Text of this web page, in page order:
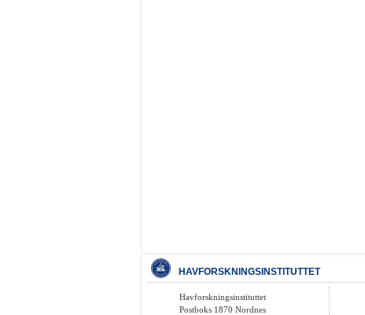
HAVFORSKNINGSINSTITUTTET
Havforskningsinstituttet
Postboks 1870 Nordnes